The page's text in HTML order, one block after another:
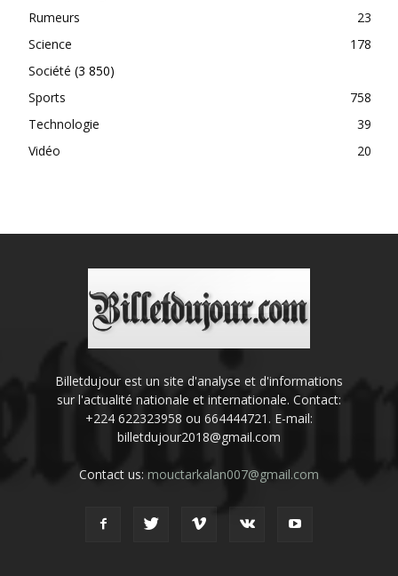
Rumeurs
23
Science
178
Société (3 850)
Sports
758
Technologie
39
Vidéo
20
Billetdujour est un site d'analyse et d'informations
sur l'actualité nationale et internationale. Contact:
+224 622323958 ou 664444721. E-mail:
billetdujour2018@gmail.com
Contact us: mouctarkalan007@gmail.com